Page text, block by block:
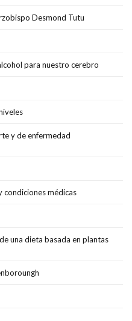
Desmond Tutu
para nuestro cerebro
y de enfermedad
condiciones médicas
una dieta basada en plantas